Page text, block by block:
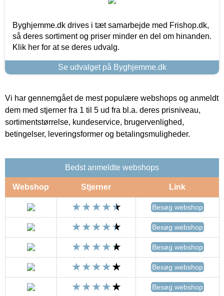
Byghjemme.dk drives i tæt samarbejde med Frishop.dk,
så deres sortiment og priser minder en del om hinanden.
Klik her for at se deres udvalg.
Se udvalget på Byghjemme.dk
Vi har gennemgået de mest populære webshops og anmeldt
dem med stjerner fra 1 til 5 ud fra bl.a. deres prisniveau,
sortimentstørrelse, kundeservice, brugervenlighed,
betingelser, leveringsformer og betalingsmuligheder.
Bedst anmeldte webshops
Webshop Stjerner Link
Besøg webshop
Besøg webshop
Besøg webshop
Besøg webshop
Besøg webshop